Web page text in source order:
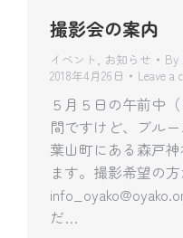
撮影会の案内
イベント , お知らせ By
2018年4月26日
Leave a
５月５日の午前中
間ですけど、ブル
葉山町にある森戸
ます。撮影希望の方
だ…